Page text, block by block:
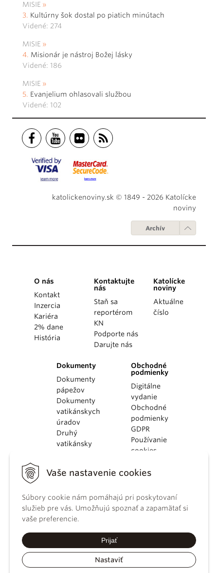
Vaše nastavenie cookies
Súbory cookie nám pomáhajú pri poskytovaní
služieb pre vás. Umožňujú spoznať a zapamätať si
vaše preferencie.
Prijať
Nastaviť
MISIE
Kultúrny šok dostal po piatich minútach
Videné: 274
MISIE
Misionár je nástroj Božej lásky
Videné: 186
MISIE
Evanjelium ohlasovali službou
Videné: 102
katolickenoviny.sk © 1849 - 2026 Katolícke
noviny
Archív
O nás
Kontakt
Inzercia
Kariéra
2% dane
História
Kontaktujte
nás
Staň sa
reportérom
KN
Podporte nás
Darujte nás
Katolícke
noviny
Aktuálne
číslo
Dokumenty
Dokumenty
pápežov
Dokumenty
vatikánskych
úradov
Druhý
vatikánsky
KBS
kánonického
práva
Katechizmus
Obchodné
podmienky
Digitálne
vydanie
Obchodné
podmienky
GDPR
Používanie
cookies